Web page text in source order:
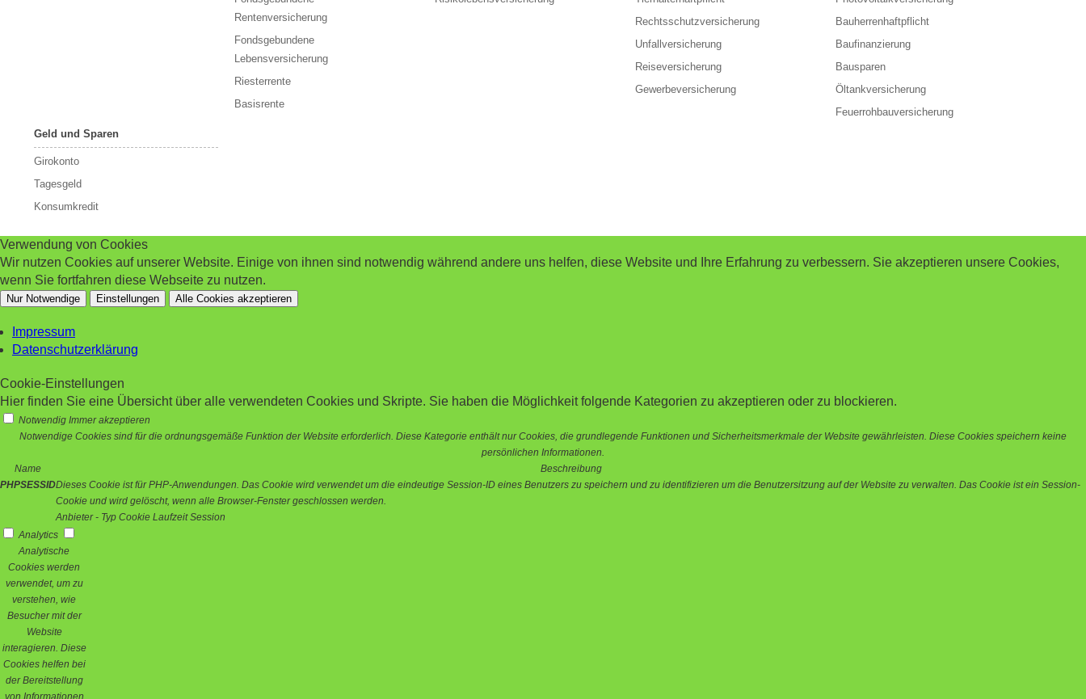
Rentenversicherung
Fondsgebundene
Lebensversicherung
Riesterrente
Basisrente
Rechtsschutzversicherung
Unfallversicherung
Reiseversicherung
Gewerbeversicherung
Bauherrenhaftpflicht
Baufinanzierung
Bausparen
Öltankversicherung
Feuerrohbauversicherung
Geld und Sparen
Girokonto
Tagesgeld
Konsumkredit
Verwendung von Cookies
Wir nutzen Cookies auf unserer Website. Einige von ihnen sind notwendig während andere uns helfen, diese Website und Ihre Erfahrung zu verbessern. Sie akzeptieren unsere Cookies,
wenn Sie fortfahren diese Webseite zu nutzen.
Nur Notwendige Einstellungen Alle Cookies akzeptieren
Impressum
Datenschutzerklärung
Cookie-Einstellungen
Hier finden Sie eine Übersicht über alle verwendeten Cookies und Skripte. Sie haben die Möglichkeit folgende Kategorien zu akzeptieren oder zu blockieren.
Notwendig Immer akzeptieren
Notwendige Cookies sind für die ordnungsgemäße Funktion der Website erforderlich. Diese Kategorie enthält nur Cookies, die grundlegende Funktionen und Sicherheitsmerkmale der Website gewährleisten. Diese Cookies speichern keine
persönlichen Informationen.
Name
Beschreibung
PHPSESSIDDieses Cookie ist für PHP-Anwendungen. Das Cookie wird verwendet um die eindeutige Session-ID eines Benutzers zu speichern und zu identifizieren um die Benutzersitzung auf der Website zu verwalten. Das Cookie ist ein Session-
Cookie und wird gelöscht, wenn alle Browser-Fenster geschlossen werden.
Anbieter - Typ Cookie Laufzeit Session
Analytics
Analytische
Cookies werden
verwendet, um zu
verstehen, wie
Besucher mit der
Website
interagieren. Diese
Cookies helfen bei
der Bereitstellung
von Informationen